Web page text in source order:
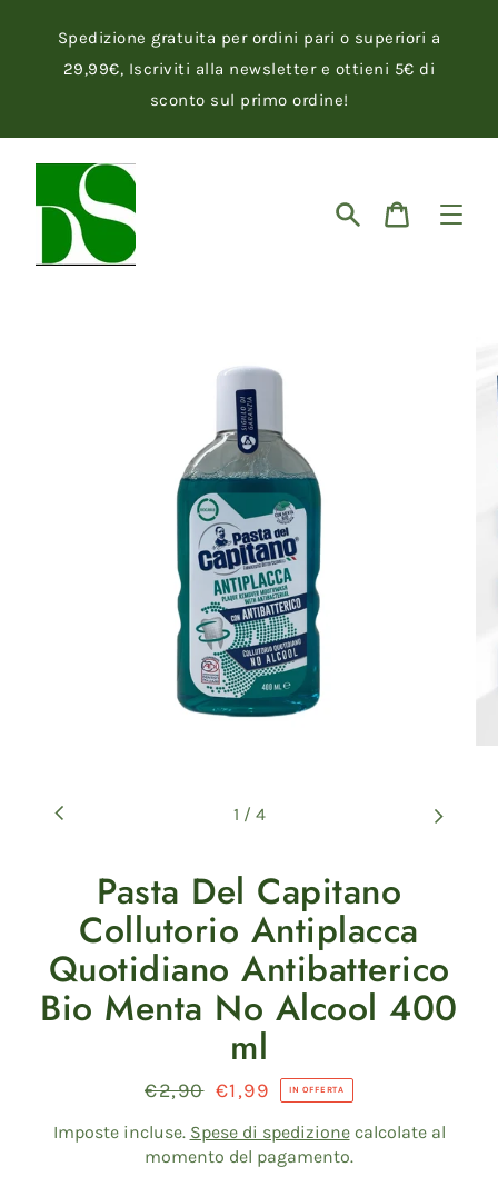
direttamente
contenuti
Spedizione gratuita per ordini pari o superiori a
29,99€, Iscriviti alla newsletter e ottieni 5€ di
sconto sul primo ordine!
1 / 4
Pasta Del Capitano
Collutorio Antiplacca
Quotidiano Antibatterico
Bio Menta No Alcool 400
ml
Prezzo
listino
€2,90 Prezzo
scontato
€1,99 IN OFFERTA
Imposte incluse. Spese di spedizionecalcolate al
momento del pagamento.